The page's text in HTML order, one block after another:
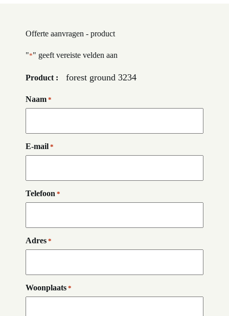
Offerte aanvragen - product
"*" geeft vereiste velden aan
Product : forest ground 3234
Naam *
E-mail *
Telefoon *
Adres *
Woonplaats *